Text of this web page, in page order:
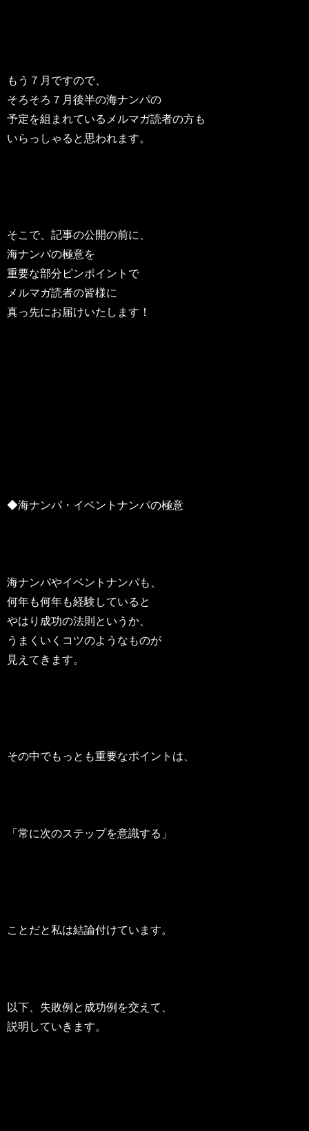
もう７月ですので、
そろそろ７月後半の海ナンパの
予定を組まれているメルマガ読者の方も
いらっしゃると思われます。
そこで、記事の公開の前に、
海ナンパの極意を
重要な部分ピンポイントで
メルマガ読者の皆様に
真っ先にお届けいたします！
◆海ナンパ・イベントナンパの極意
海ナンパやイベントナンパも、
何年も何年も経験していると
やはり成功の法則というか、
うまくいくコツのようなものが
見えてきます。
その中でもっとも重要なポイントは、
「常に次のステップを意識する」
ことだと私は結論付けています。
以下、失敗例と成功例を交えて、
説明していきます。